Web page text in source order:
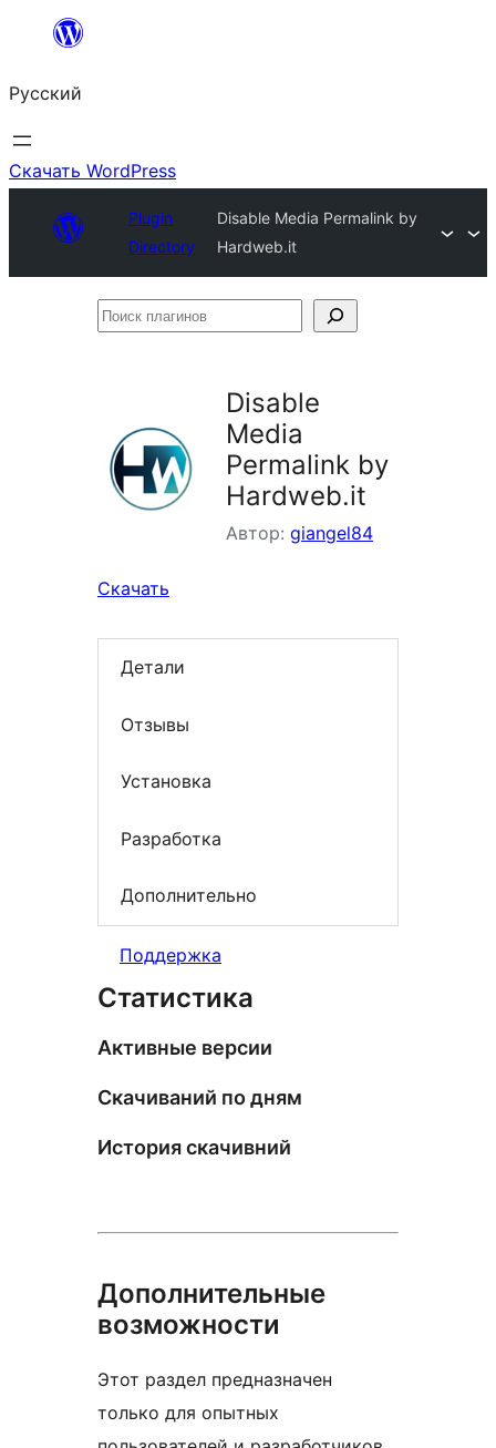
Перейти
содержимому
Русский
Скачать WordPress
Plugin
Directory
Disable Media Permalink by
Hardweb.it
Поиск
Disable
Media
Permalink by
Hardweb.it
Автор: giangel84
Скачать
Детали
Отзывы
Установка
Разработка
Дополнительно
Поддержка
Статистика
Активные версии
Скачиваний по дням
История скачивний
Дополнительные
возможности
Этот раздел предназначен
только для опытных